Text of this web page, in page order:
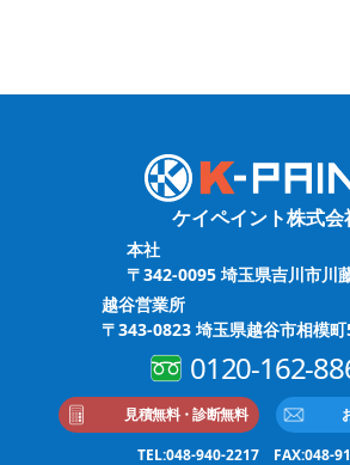
ケイペイント株式会
本社
〒342-0095 埼玉県吉川市川
越谷営業所
〒343-0823 埼玉県越谷市相模
0120-162-
見積無料・診断無料
TEL:048-940-2217 FAX:048-